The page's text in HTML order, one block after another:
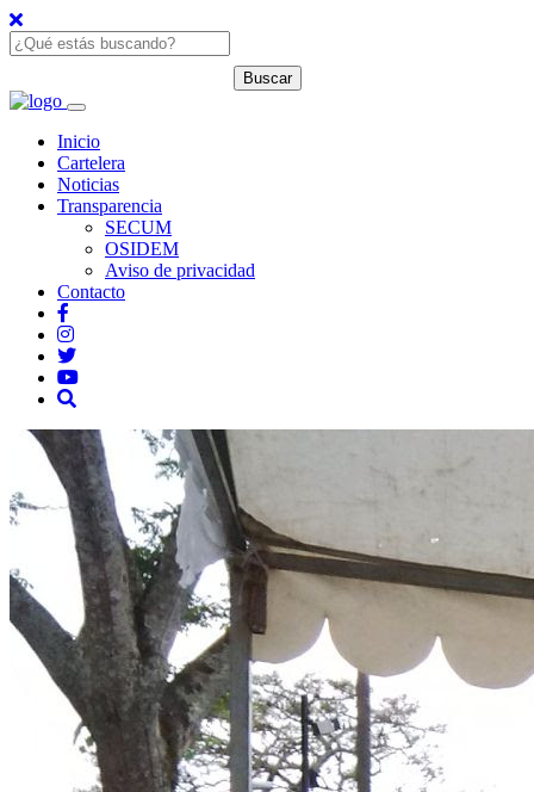
Inicio
Cartelera
Noticias
Transparencia
SECUM
OSIDEM
Aviso de privacidad
Contacto